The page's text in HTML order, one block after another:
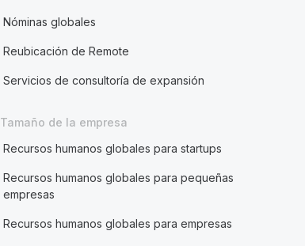
Nóminas globales
Reubicación de Remote
Servicios de consultoría de expansión
Tamaño de la empresa
Recursos humanos globales para startups
Recursos humanos globales para pequeñas
empresas
Recursos humanos globales para empresas